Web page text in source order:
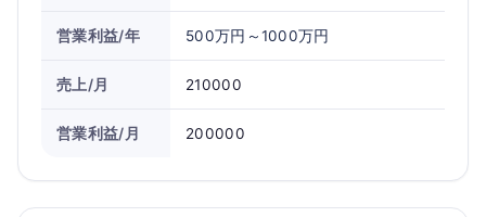
営業利益/年 500万円～1000万円
売上/月 210000
営業利益/月 200000